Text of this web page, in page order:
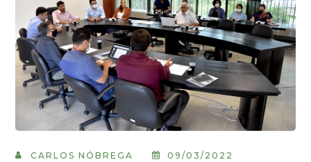
CARLOS NÓBREGA
09/03/2022